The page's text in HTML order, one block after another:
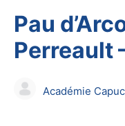
Pau
Perreault
Académie